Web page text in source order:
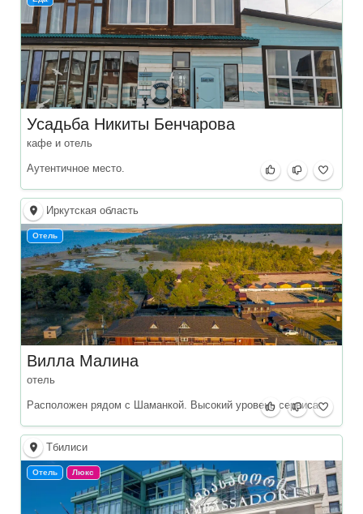
Усадьба Никиты Бенчарова
кафе и отель
Аутентичное место.
Иркутская область
Отель
Вилла Малина
отель
Расположен рядом с Шаманкой. Высокий уровень сервиса.
Тбилиси
Отель Люкс